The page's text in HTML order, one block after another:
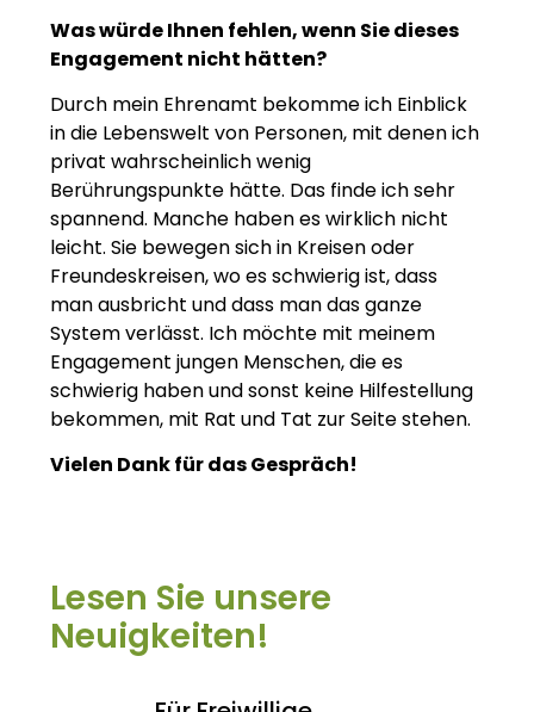
Was würde Ihnen fehlen, wenn Sie dieses
Engagement nicht hätten?
Durch mein Ehrenamt bekomme ich Einblick
in die Lebenswelt von Personen, mit denen ich
privat wahrscheinlich wenig
Berührungspunkte hätte. Das finde ich sehr
spannend. Manche haben es wirklich nicht
leicht. Sie bewegen sich in Kreisen oder
Freundeskreisen, wo es schwierig ist, dass
man ausbricht und dass man das ganze
System verlässt. Ich möchte mit meinem
Engagement jungen Menschen, die es
schwierig haben und sonst keine Hilfestellung
bekommen, mit Rat und Tat zur Seite stehen.
Vielen Dank für das Gespräch!
Lesen Sie unsere
Neuigkeiten!